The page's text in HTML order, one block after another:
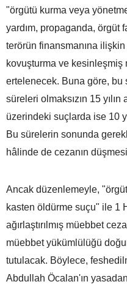
"örgütü kurma veya
yardım, propaganda, örgüt
terörün finansmanına
kovuşturma ve kesinleşmiş
ertelenecek. Buna göre, bu
süreleri olmaksızın 15 yılın
üzerindeki suçlarda ise 10
Bu sürelerin sonunda
hâlinde de cezanın
Ancak düzenlemeyle,
kasten öldürme suçu" ile 1
ağırlaştırılmış müebbet
müebbet yükümlülüğü
tutulacak. Böylece,
Abdullah Öcalan'ın